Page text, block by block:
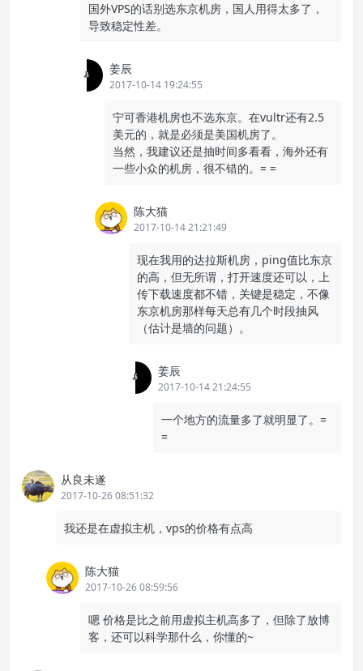
国外VPS的话别选东京机房，国人用得太多了，
导致稳定性差。
姜辰
2017-10-14 19:24:55
宁可香港机房也不选东京。在vultr还有2.5
美元的，就是必须是美国机房了。
当然，我建议还是抽时间多看看，海外还有
一些小众的机房，很不错的。= =
陈大猫
2017-10-14 21:21:49
现在我用的达拉斯机房，ping值比东京
的高，但无所谓，打开速度还可以，上
传下载速度都不错，关键是稳定，不像
东京机房那样每天总有几个时段抽风
（估计是墙的问题）。
姜辰
2017-10-14 21:24:55
一个地方的流量多了就明显了。=
=
从良未遂
2017-10-26 08:51:32
我还是在虚拟主机，vps的价格有点高
陈大猫
2017-10-26 08:59:56
嗯 价格是比之前用虚拟主机高多了，但除了放博
客，还可以科学那什么，你懂的~